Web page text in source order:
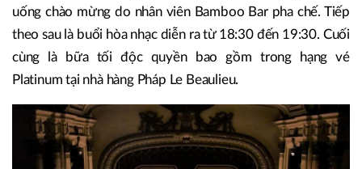
uống chào mừng do nhân viên Bamboo Bar pha chế. Tiếp
theo sau là buổi hòa nhạc diễn ra từ 18:30 đến 19:30. Cuối
cùng là bữa tối độc quyền bao gồm trong hạng vé
Platinum tại nhà hàng Pháp Le Beaulieu.